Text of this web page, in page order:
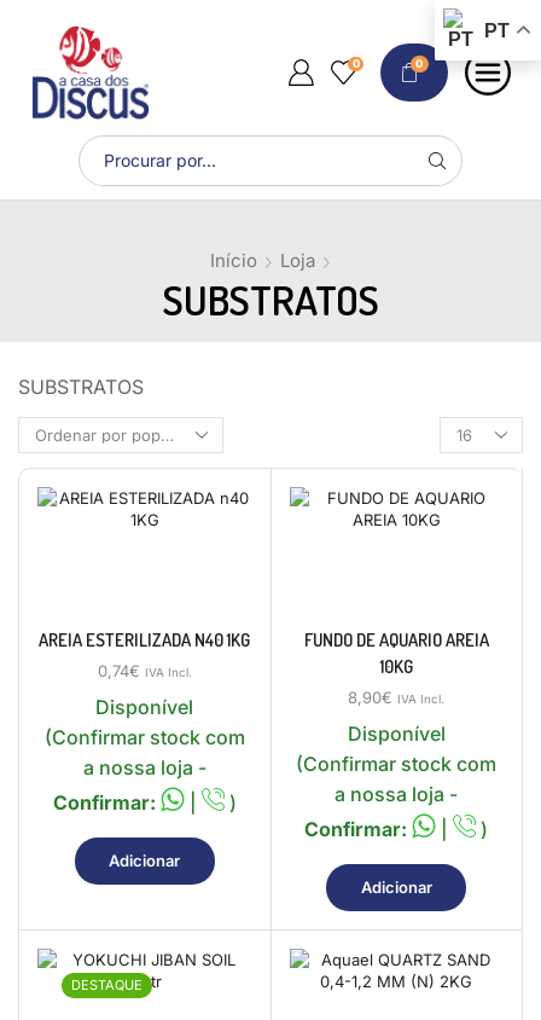
0 0
Início Loja
SUBSTRATOS
SUBSTRATOS
AREIA ESTERILIZADA N40 1KG
0,74€ IVA Incl.
Disponível
(Confirmar stock com
a nossa loja -
Confirmar:
| )
Adicionar
FUNDO DE AQUARIO AREIA
10KG
8,90€ IVA Incl.
Disponível
(Confirmar stock com
a nossa loja -
Confirmar:
| )
Adicionar
DESTAQUE
PT